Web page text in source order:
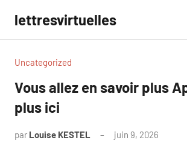
contenu
lettresvirtuelles
Uncategorized
Vous allez en savoir plus
plus ici
par Louise KESTEL juin 9, 2026